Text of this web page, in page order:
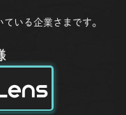
いる企業さまです。